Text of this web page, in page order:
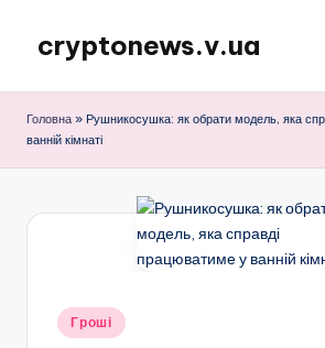
Перейти
вмісту
cryptonews.v.ua
криптовалют,
Головна » Рушникосушка: як обрати модель, яка
ванній кімнаті
Опубліковано
Гроші